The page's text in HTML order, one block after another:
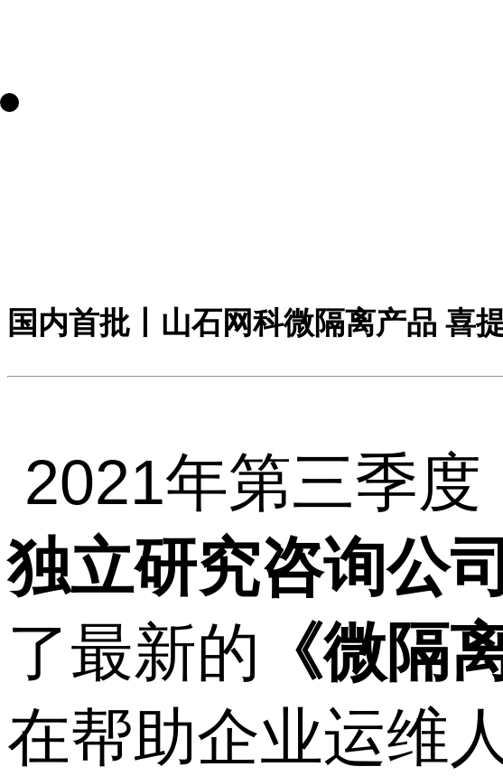
国内首批丨山石网科微隔离产品 喜
2021年第三季度
独立研究咨询公
了最新的 《微隔
在帮助企业运维